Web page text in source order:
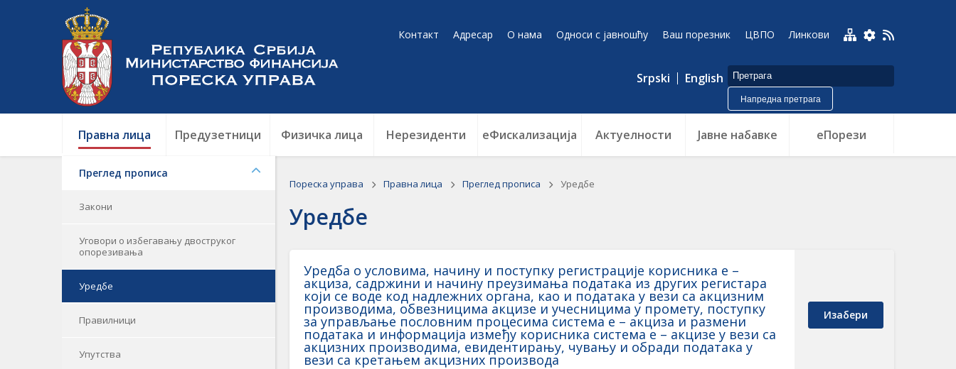
Контакт Адресар О нама Односи с јавношћу Ваш порезник ЦВПО Линкови
Srpski English
Напредна претрага
Правна лица Предузетници Физичка лица Нерезиденти еФискализација Актуелности Jавне набавке еПорези
Преглед прописа
Закони
Уговори о избегавању двоструког
опорезивања
Уредбе
Правилници
Упутства
Пореска управа Правна лица Преглед прописа Уредбе
Уредбе
Уредба о условима, начину и поступку регистрације корисника е –
акциза, садржини и начину преузимања података из других регистара
који се воде код надлежних органа, као и података у вези са акцизним
производима, обвезницима акцизе и учесницима у промету, поступку
за управљање пословним процесима система е – акциза и размени
података и информација између корисника система е – акцизе у вези са
акцизних производима, евидентирању, чувању и обради података у
вези са кретањем акцизних производа
Изабери